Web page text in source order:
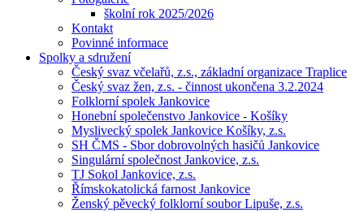
školní rok 2025/2026
Kontakt
Povinné informace
Spolky a sdružení
Český svaz včelařů, z.s., základní organizace Traplice
Český svaz žen, z.s. - činnost ukončena 3.2.2024
Folklorní spolek Jankovice
Honební společenstvo Jankovice - Košíky
Myslivecký spolek Jankovice Košíky, z.s.
SH ČMS - Sbor dobrovolných hasičů Jankovice
Singulární společnost Jankovice, z.s.
TJ Sokol Jankovice, z.s.
Římskokatolická farnost Jankovice
Ženský pěvecký folklorní soubor Lipuše, z.s.